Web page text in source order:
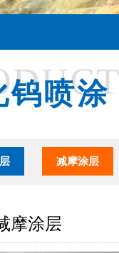
钨喷涂
减摩涂层
摩涂层